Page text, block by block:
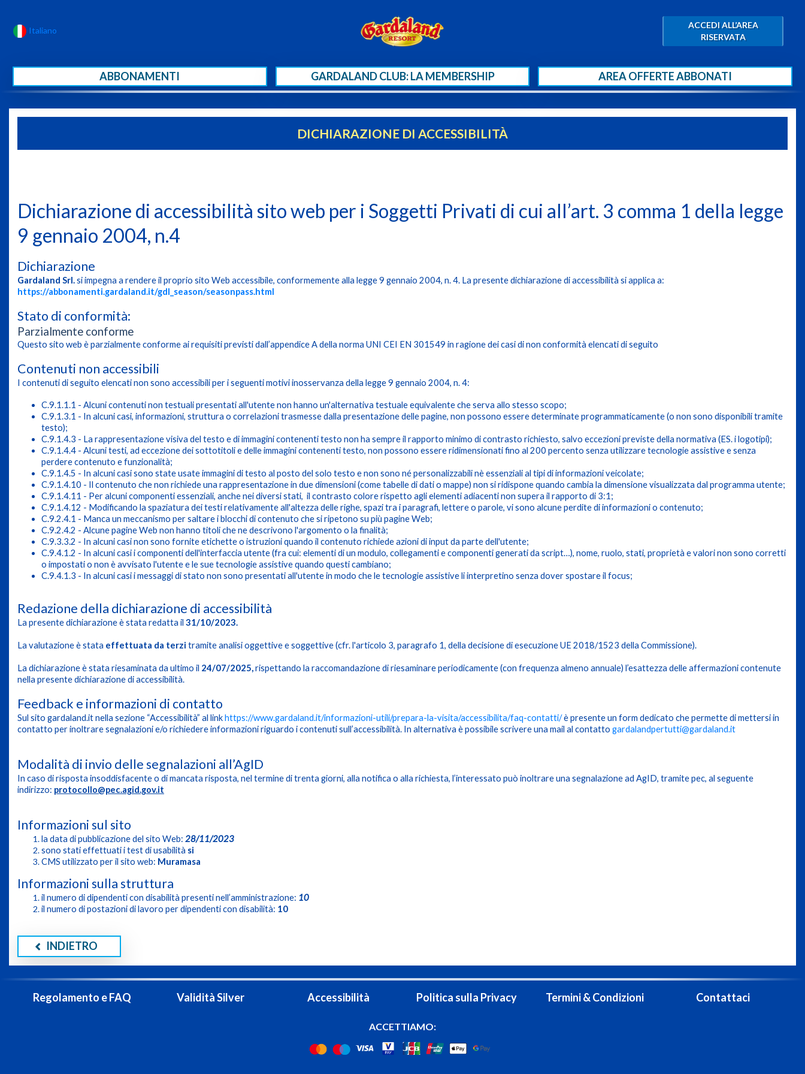
Italiano
ACCEDI ALL’AREA
RISERVATA
ABBONAMENTI GARDALAND CLUB: LA MEMBERSHIP AREA OFFERTE ABBONATI
DICHIARAZIONE DI ACCESSIBILITÀ
Dichiarazione di accessibilità sito web per i Soggetti Privati di cui all’art. 3 comma 1 della legge
9 gennaio 2004, n.4
Dichiarazione
Gardaland Srl.si impegna a rendere il proprio sito Web accessibile, conformemente alla legge 9 gennaio 2004, n. 4. La presente dichiarazione di accessibilità si applica a:
https://abbonamenti.gardaland.it/gdl_season/seasonpass.html
Stato di conformità:
Parzialmente conforme
Questo sito web è parzialmente conforme ai requisiti previsti dall’appendice A della norma UNI CEI EN 301549 in ragione dei casi di non conformità elencati di seguito
Contenuti non accessibili
I contenuti di seguito elencati non sono accessibili per i seguenti motivi inosservanza della legge 9 gennaio 2004, n. 4:
C.9.1.1.1 - Alcuni contenuti non testuali presentati all'utente non hanno un'alternativa testuale equivalente che serva allo stesso scopo;
C.9.1.3.1 - In alcuni casi, informazioni, struttura o correlazioni trasmesse dalla presentazione delle pagine, non possono essere determinate programmaticamente (o non sono disponibili tramite
testo);
C.9.1.4.3 - La rappresentazione visiva del testo e di immagini contenenti testo non ha sempre il rapporto minimo di contrasto richiesto, salvo eccezioni previste della normativa (ES. i logotipi);
C.9.1.4.4 - Alcuni testi, ad eccezione dei sottotitoli e delle immagini contenenti testo, non possono essere ridimensionati fino al 200 percento senza utilizzare tecnologie assistive e senza
perdere contenuto e funzionalità;
C.9.1.4.5 - In alcuni casi sono state usate immagini di testo al posto del solo testo e non sono né personalizzabili nè essenziali al tipi di informazioni veicolate;
C.9.1.4.10 - Il contenuto che non richiede una rappresentazione in due dimensioni (come tabelle di dati o mappe) non si ridispone quando cambia la dimensione visualizzata dal programma utente;
C.9.1.4.11 - Per alcuni componenti essenziali, anche nei diversi stati, il contrasto colore rispetto agli elementi adiacenti non supera il rapporto di 3:1;
C.9.1.4.12 - Modificando la spaziatura dei testi relativamente all'altezza delle righe, spazi tra i paragrafi, lettere o parole, vi sono alcune perdite di informazioni o contenuto;
C.9.2.4.1 - Manca un meccanismo per saltare i blocchi di contenuto che si ripetono su più pagine Web;
C.9.2.4.2 - Alcune pagine Web non hanno titoli che ne descrivono l'argomento o la finalità;
C.9.3.3.2 - In alcuni casi non sono fornite etichette o istruzioni quando il contenuto richiede azioni di input da parte dell'utente;
C.9.4.1.2 - In alcuni casi i componenti dell'interfaccia utente (fra cui: elementi di un modulo, collegamenti e componenti generati da script…), nome, ruolo, stati, proprietà e valori non sono corretti
o impostati o non è avvisato l'utente e le sue tecnologie assistive quando questi cambiano;
C.9.4.1.3 - In alcuni casi i messaggi di stato non sono presentati all'utente in modo che le tecnologie assistive li interpretino senza dover spostare il focus;
Redazione della dichiarazione di accessibilità
La presente dichiarazione è stata redatta il 31/10/2023.
La valutazione è stata effettuata da terzi tramite analisi oggettive e soggettive (cfr. l'articolo 3, paragrafo 1, della decisione di esecuzione UE 2018/1523 della Commissione).
La dichiarazione è stata riesaminata da ultimo il 24/07/2025,rispettando la raccomandazione di riesaminare periodicamente (con frequenza almeno annuale) l’esattezza delle affermazioni contenute
nella presente dichiarazione di accessibilità.
Feedback e informazioni di contatto
Sul sito gardaland.it nella sezione “Accessibilità” al linkhttps://www.gardaland.it/informazioni-utili/prepara-la-visita/accessibilita/faq-contatti/è presente un form dedicato che permette di mettersi in
contatto per inoltrare segnalazioni e/o richiedere informazioni riguardo i contenuti sull’accessibilità. In alternativa è possibile scrivere una mail al contatto gardalandpertutti@gardaland.it
Modalità di invio delle segnalazioni all’AgID
In caso di risposta insoddisfacente o di mancata risposta, nel termine di trenta giorni, alla notifica o alla richiesta, l’interessato può inoltrare una segnalazione ad AgID, tramite pec, al seguente
indirizzo: protocollo@pec.agid.gov.it
Informazioni sul sito
la data di pubblicazione del sito Web: 28/11/2023
sono stati effettuati i test di usabilità si
CMS utilizzato per il sito web: Muramasa
Informazioni sulla struttura
il numero di dipendenti con disabilità presenti nell’amministrazione: 10
il numero di postazioni di lavoro per dipendenti con disabilità: 10
INDIETRO
Regolamento e FAQ Validità Silver Accessibilità Politica sulla Privacy Termini & Condizioni Contattaci
ACCETTIAMO: